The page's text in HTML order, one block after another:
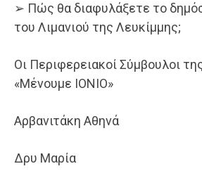
➢ Πώς θα διαφυλάξετε το
του Λιμανιού της Λευκίμμης;
Οι Περιφερειακοί Σύμβουλοι
«Μένουμε ΙΟΝΙΟ»
Αρβανιτάκη Αθηνά
Δρυ Μαρία